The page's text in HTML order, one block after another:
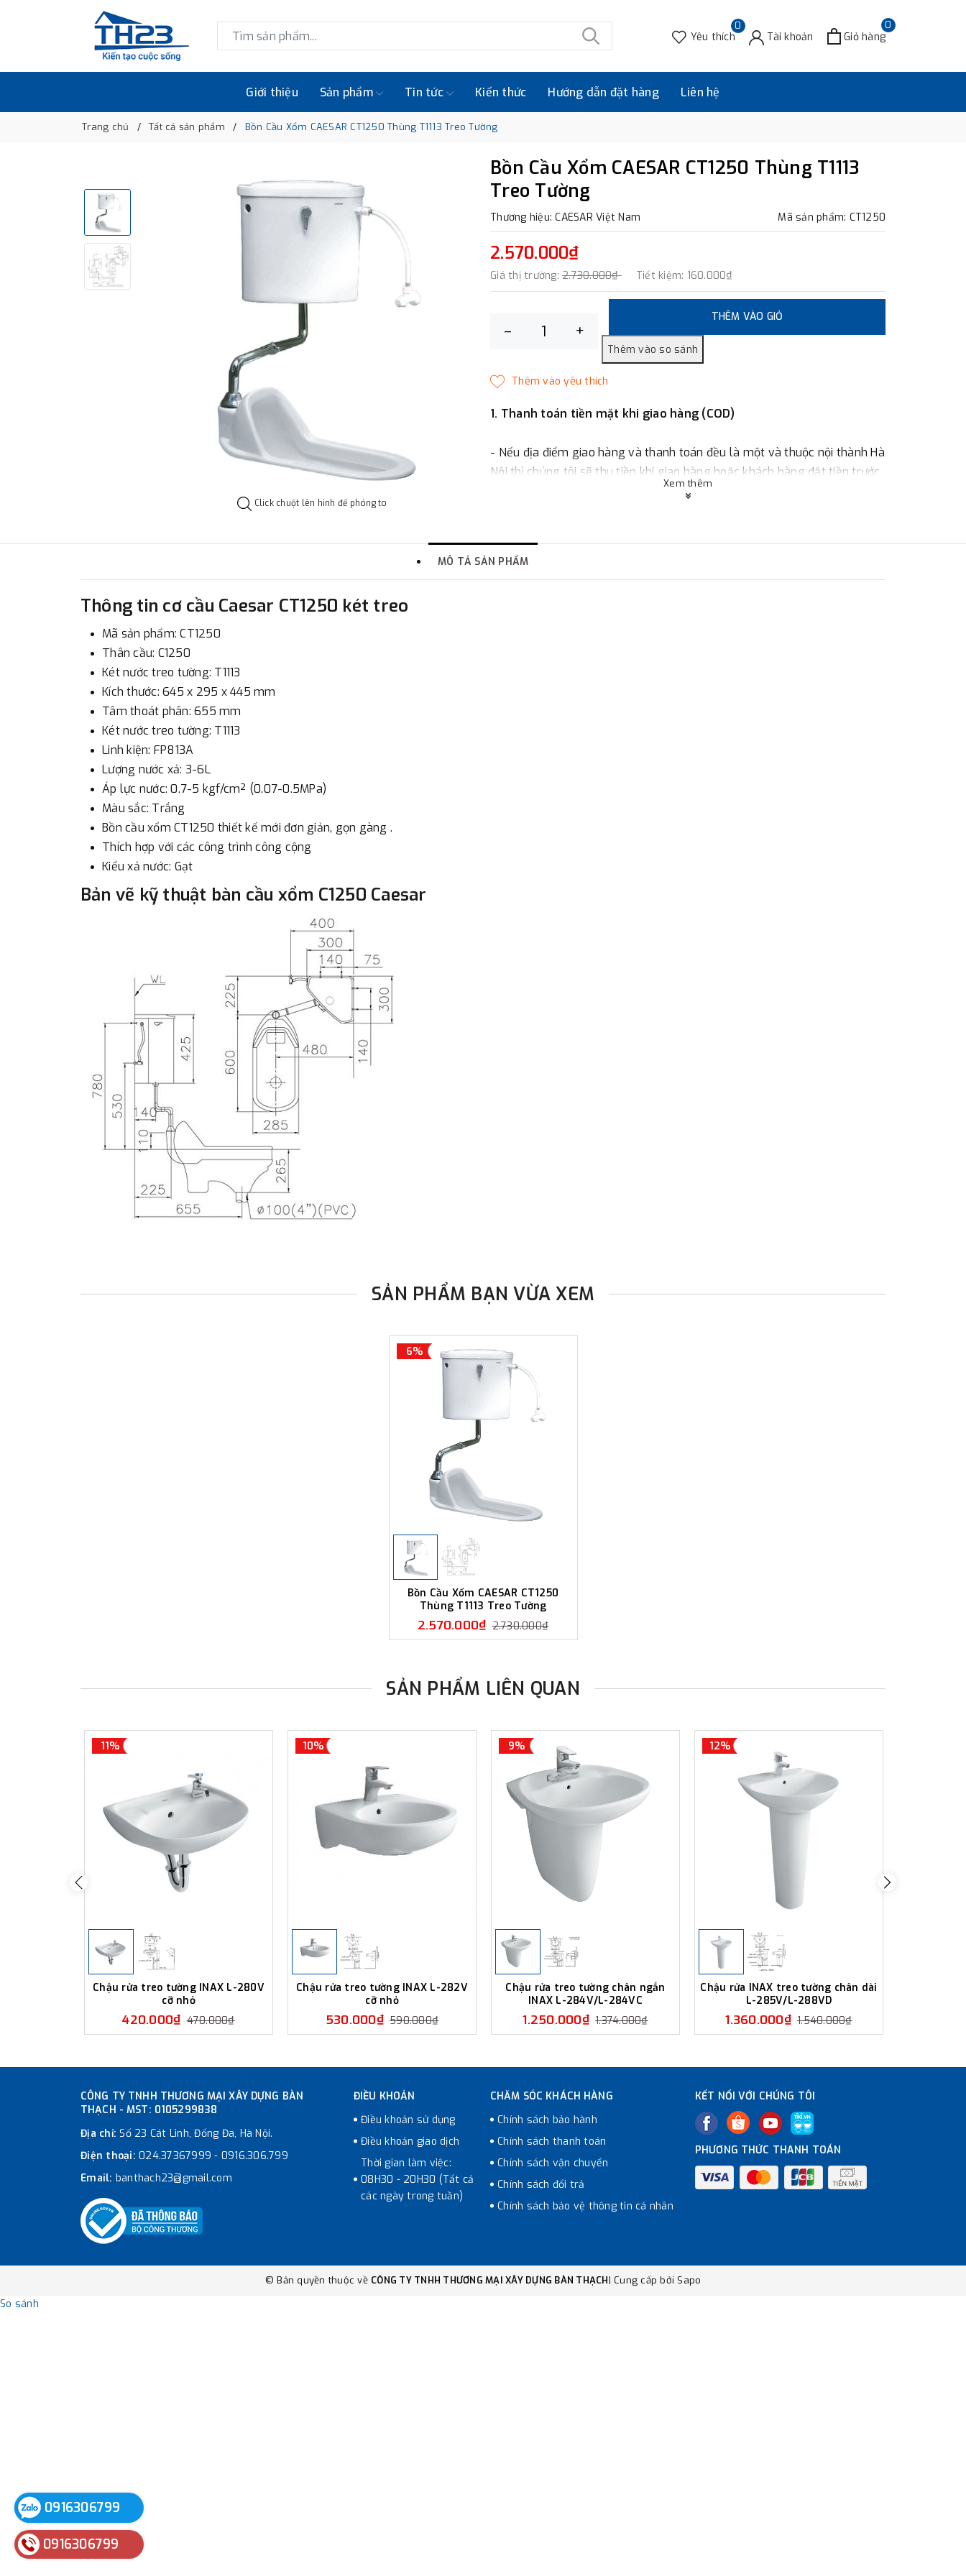
0
Yêu thích Tài khoản
0
Giỏ hàng
Giới thiệu Sản phẩm Tin tức Kiến thức Hướng dẫn đặt hàng Liên hệ
Trang chủ Tất cả sản phẩm Bồn Cầu Xổm CAESAR CT1250 Thùng T1113 Treo Tường
Click chuột lên hình để phóng to
Bồn Cầu Xổm CAESAR CT1250 Thùng T1113
Treo Tường
Thương hiệu: CAESAR Việt Nam Mã sản phẩm: CT1250
2.570.000₫
Giá thị trường: 2.730.000₫ Tiết kiệm: 160.000₫
– +
THÊM VÀO GIỎ
1. Thanh toán tiền mặt khi giao hàng (COD)
- Nếu địa điểm giao hàng và thanh toán đều là một và thuộc nội thành Hà
Nội thì chúng tôi sẽ thu tiền khi giao hàng hoặc khách hàng đặt tiền trước
một phần giá trị đơn hàng tùy thuộc vào đơn hàng.
- Showroom Thanh Hương
Xem thêm
MÔ TẢ SẢN PHẨM
Thông tin cơ cầu Caesar CT1250 két treo
Mã sản phẩm: CT1250
Thân cầu: C1250
Két nước treo tường: T1113
Kích thước: 645 x 295 x 445 mm
Tâm thoát phân: 655 mm
Két nước treo tường: T1113
Linh kiện: FP813A
Lượng nước xả: 3-6L
Áp lực nước: 0.7-5 kgf/cm² (0.07-0.5MPa)
Màu sắc: Trắng
Bồn cầu xổm CT1250 thiết kế mới đơn giản, gọn gàng .
Thích hợp với các công trình công cộng
Kiểu xả nước: Gạt
Bản vẽ kỹ thuật bàn cầu xổm C1250 Caesar
SẢN PHẨM BẠN VỪA XEM
6%
Bồn Cầu Xổm CAESAR CT1250
Thùng T1113 Treo Tường
2.570.000₫ 2.730.000₫
SẢN PHẨM LIÊN QUAN
11%
Chậu rửa treo tường INAX L-280V
cỡ nhỏ
420.000₫ 470.000₫
10%
Chậu rửa treo tường INAX L-282V
cỡ nhỏ
530.000₫ 590.000₫
9%
Chậu rửa treo tường chân ngắn
INAX L-284V/L-284VC
1.250.000₫ 1.374.000₫
12%
Chậu rửa INAX treo tường chân dài
L-285V/L-288VD
1.360.000₫ 1.540.000₫
CÔNG TY TNHH THƯƠNG MẠI XÂY DỰNG BÀN
THẠCH - MST: 0105299838
Địa chỉ:Số 23 Cát Linh, Đống Đa, Hà Nội.
Điện thoại: 024.37367999 - 0916.306.799
Email: banthach23@gmail.com
ĐIỀU KHOẢN
Điều khoản sử dụng
Điều khoản giao dịch
Thời gian làm việc:
08H30 - 20H30 (Tất cả
các ngày trong tuần)
CHĂM SÓC KHÁCH HÀNG
Chính sách bảo hành
Chính sách thanh toán
Chính sách vận chuyển
Chính sách đổi trả
Chính sách bảo vệ thông tin cá nhân
KẾT NỐI VỚI CHÚNG TÔI
PHƯƠNG THỨC THANH TOÁN
© Bản quyền thuộc về CÔNG TY TNHH THƯƠNG MẠI XÂY DỰNG BÀN THẠCH| Cung cấp bởi Sapo
0916306799
0916306799
So sánh